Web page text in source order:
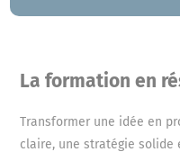
La formation en
Transformer une idée en
claire, une stratégie solide